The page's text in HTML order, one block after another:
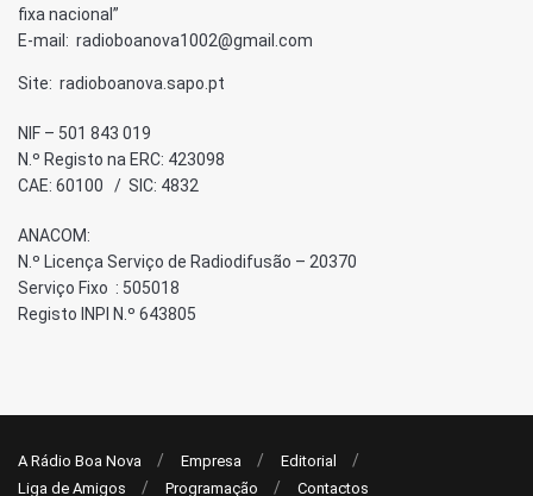
fixa nacional”
E-mail: radioboanova1002@gmail.com
Site: radioboanova.sapo.pt
NIF – 501 843 019
N.º Registo na ERC: 423098
CAE: 60100 / SIC: 4832
ANACOM:
N.º Licença Serviço de Radiodifusão – 20370
Serviço Fixo : 505018
Registo INPI N.º 643805
A Rádio Boa Nova Empresa
Editorial
Liga de Amigos
Programação Contactos